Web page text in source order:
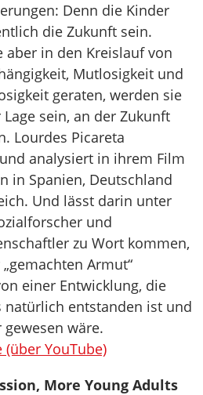
Denn die Kinder
die Zukunft sein.
aber in den Kreislauf von
Mutlosigkeit und
geraten, werden sie
sein, an der Zukunft
Lourdes Picareta
analysiert in ihrem Film
in Spanien, Deutschland
Und lässt darin unter
und
zu Wort kommen,
Armut“
einer Entwicklung, die
natürlich entstanden ist und
wäre.
(über YouTube)
More Young Adults